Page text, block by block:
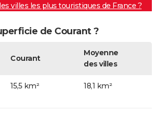
villes les plus touristiques de France ?
de Courant ?
Courant
Moyenne
des villes
15,5 km² 18,1 km²